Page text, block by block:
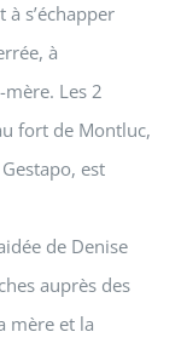
à s’échapper
à
Les 2
fort de Montluc,
est
de Denise
auprès des
mère et la